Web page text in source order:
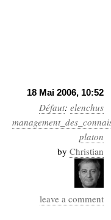
18 Mai 2006, 10:52
Défaut: elenchus
platon
by Christian
leave a comment
programmation projet
prolétarisation REST
simondon Social-Network
stiegler
support_numérique
système_d'information
technique technologies